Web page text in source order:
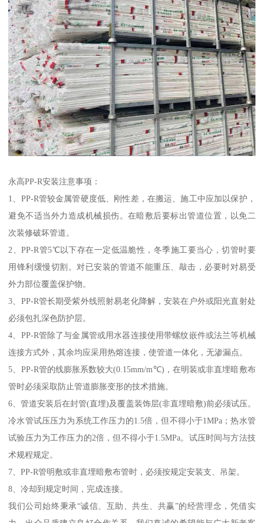
永高PP-R安装注意事项：
1、PP-R管较金属管硬度低、刚性差，在搬运、施工中应加以保护，
避免不适当外力造成机械损伤。在暗敷后要标出管道位置，以免二
次装修破坏管道。
2、PP-R管5℃以下存在一定低温脆性，冬季施工要当心，切管时要
用锋利缓慢切割。对已安装的管道不能重压、敲击，必要时对易受
外力部位覆盖保护物。
3、PP-R管长期受紫外线照射易老化降解，安装在户外或阳光直射处
必须包扎深色防护层。
4、PP-R管除了与金属管或用水器连接使用带螺纹嵌件或法兰等机械
连接方式外，其余均应采用热熔连接，使管道一体化，无渗漏点。
5、PP-R管的线膨胀系数较大(0.15mm/m℃)，在明装或非直埋暗敷布
管时必须采取防止管道膨胀变形的技术措施。
6、管道安装后在封管(直埋)及覆盖装饰层(非直埋暗敷)前必须试压。
冷水管试压压力为系统工作压力的1.5倍，但不得小于1MPa；热水管
试验压力为工作压力的2倍，但不得小于1.5MPa。试压时间与方法技
术规程规定。
7、PP-R管明敷或非直埋暗敷布管时，必须按规定安装支、吊架。
8、冷却到规定时间，完成连接。
我们公司始终秉承“诚信、互助、共生、共赢”的经营理念，凭借实